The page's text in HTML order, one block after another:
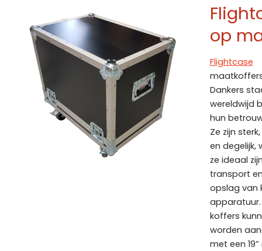
op
Flightcase
Dankers
wereldwijd
hun
Ze zijn
en degelijk,
ze ideaal
transport
opslag van
apparatuur.
koffers
worden
met een